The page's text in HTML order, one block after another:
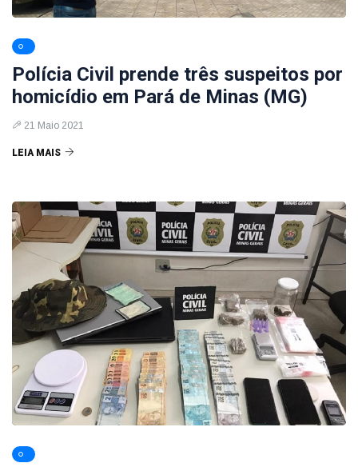
Polícia Civil prende três suspeitos por
homicídio em Pará de Minas (MG)
21 Maio 2021
LEIA MAIS